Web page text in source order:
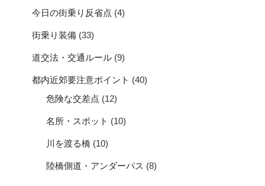
今日の街乗り反省点 (4)
街乗り装備 (33)
道交法・交通ルール (9)
都内近郊要注意ポイント (40)
危険な交差点 (12)
名所・スポット (10)
川を渡る橋 (10)
陸橋側道・アンダーパス (8)